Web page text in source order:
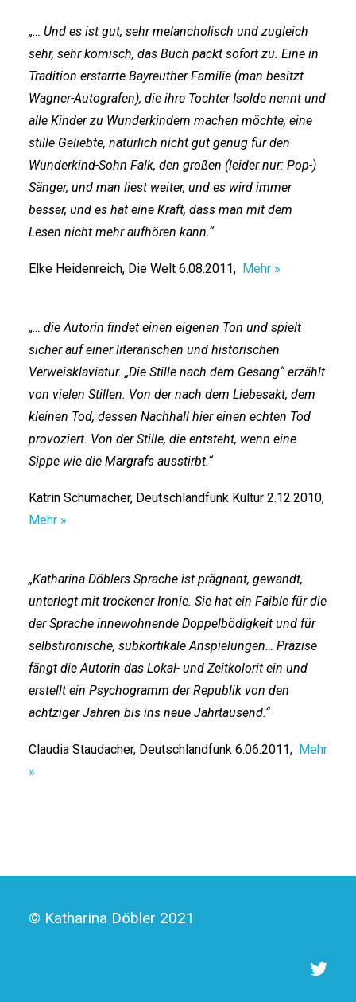
„… Und es ist gut, sehr melancholisch und zugleich
sehr, sehr komisch, das Buch packt sofort zu. Eine in
Tradition erstarrte Bayreuther Familie (man besitzt
Wagner-Autografen), die ihre Tochter Isolde nennt und
alle Kinder zu Wunderkindern machen möchte, eine
stille Geliebte, natürlich nicht gut genug für den
Wunderkind-Sohn Falk, den großen (leider nur: Pop-)
Sänger, und man liest weiter, und es wird immer
besser, und es hat eine Kraft, dass man mit dem
Lesen nicht mehr aufhören kann.“
Elke Heidenreich, Die Welt 6.08.2011, Mehr »
„… die Autorin findet einen eigenen Ton und spielt
sicher auf einer literarischen und historischen
Verweisklaviatur. „Die Stille nach dem Gesang“ erzählt
von vielen Stillen. Von der nach dem Liebesakt, dem
kleinen Tod, dessen Nachhall hier einen echten Tod
provoziert. Von der Stille, die entsteht, wenn eine
Sippe wie die Margrafs ausstirbt.“
Katrin Schumacher, Deutschlandfunk Kultur 2.12.2010,
Mehr »
„Katharina Döblers Sprache ist prägnant, gewandt,
unterlegt mit trockener Ironie. Sie hat ein Faible für die
der Sprache innewohnende Doppelbödigkeit und für
selbstironische, subkortikale Anspielungen… Präzise
fängt die Autorin das Lokal- und Zeitkolorit ein und
erstellt ein Psychogramm der Republik von den
achtziger Jahren bis ins neue Jahrtausend.“
Claudia Staudacher, Deutschlandfunk 6.06.2011, Mehr
»
© Katharina Döbler 2021